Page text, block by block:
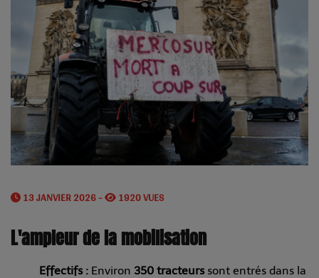
13 JANVIER 2026 - 1920 VUES
L'ampleur de la mobilisation
Effectifs : Environ 350 tracteurssont entrés dans la